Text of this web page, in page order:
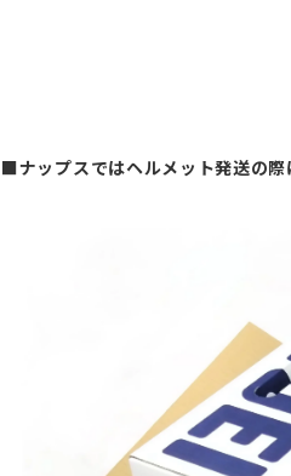
■ナップスではヘルメット発送の際